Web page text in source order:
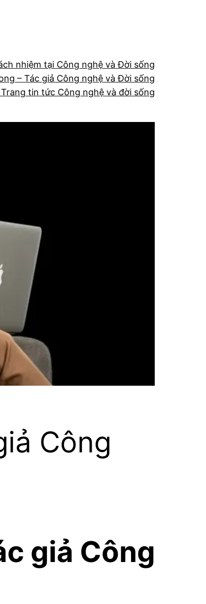
nhiệm tại Công nghệ và Đời sống
– Tác giả Công nghệ và Đời sống
tin tức Công nghệ và đời sống
Công
giả Công